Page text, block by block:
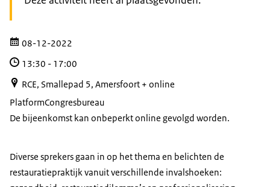
08-12-2022
13:30 - 17:00
RCE, Smallepad 5, Amersfoort + online
PlatformCongresbureau
De bijeenkomst kan onbeperkt online gevolgd worden.
Diverse sprekers gaan in op het thema en belichten de
restauratiepraktijk vanuit verschillende invalshoeken: